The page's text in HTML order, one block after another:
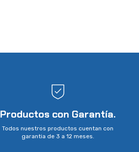
Productos con Garantía.
Todos nuestros productos cuentan con
garantia de 3 a 12 meses.